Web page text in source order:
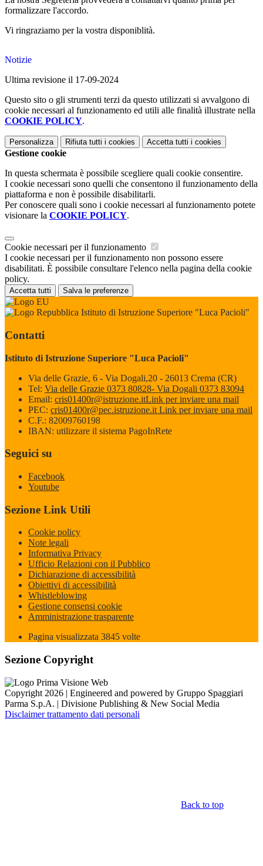
formalizzare l'accordo.
Vi ringraziamo per la vostra disponiblità.
Notizie
Ultima revisione il 17-09-2024
Questo sito o gli strumenti terzi da questo utilizzati si avvalgono di
cookie necessari al funzionamento ed utili alle finalità illustrate nella
COOKIE POLICY.
Personalizza Rifiuta tutti i cookies Accetta tutti i cookies
Gestione cookie
In questa schermata è possibile scegliere quali cookie consentire.
I cookie necessari sono quelli che consentono il funzionamento della
piattaforma e non è possibile disabilitarli.
Per conoscere quali sono i cookie necessari al funzionamento potete
visionare la COOKIE POLICY.
Cookie necessari per il funzionamento
I cookie necessari per il funzionamento non possono essere
disabilitati. È possibile consultare l'elenco nella pagina della cookie
policy.
Accetta tutti Salva le preferenze
Istituto di Istruzione Superiore "Luca Pacioli"
Contatti
Istituto di Istruzione Superiore "Luca Pacioli"
Via delle Grazie, 6 - Via Dogali,20 - 26013 Crema (CR)
Tel: Via delle Grazie 0373 80828- Via Dogali 0373 83094
Email: cris01400r@istruzione.itLink per inviare una mail
PEC: cris01400r@pec.istruzione.it Link per inviare una mail
C.F.: 82009760198
IBAN: utilizzare il sistema PagoInRete
Seguici su
Facebook
Youtube
Sezione Link Utili
Cookie policy
Note legali
Informativa Privacy
Ufficio Relazioni con il Pubblico
Dichiarazione di accessibilità
Obiettivi di accessibilità
Whistleblowing
Gestione consensi cookie
Amministrazione trasparente
Pagina visualizzata 3845 volte
Sezione Copyright
Copyright 2026 | Engineered and powered by Gruppo Spaggiari
Parma S.p.A. | Divisione Publishing & New Social Media
Disclaimer trattamento dati personali
Back to top